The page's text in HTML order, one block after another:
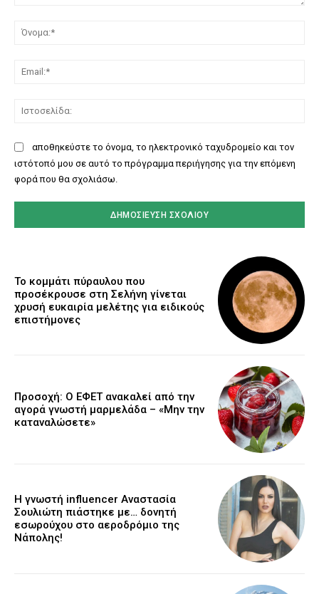
αποθηκεύστε το όνομα, το ηλεκτρονικό ταχυδρομείο και τον
ιστότοπό μου σε αυτό το πρόγραμμα περιήγησης για την επόμενη
φορά που θα σχολιάσω.
Το κομμάτι πύραυλου που
προσέκρουσε στη Σελήνη γίνεται
χρυσή ευκαιρία μελέτης για ειδικούς
επιστήμονες
Προσοχή: Ο ΕΦΕΤ ανακαλεί από την
αγορά γνωστή μαρμελάδα – «Μην την
καταναλώσετε»
Η γνωστή influencer Αναστασία
Σουλιώτη πιάστηκε με… δονητή
εσωρούχου στο αεροδρόμιο της
Νάπολης!